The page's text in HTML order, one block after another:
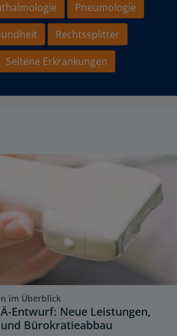
Pneumologie
Rechtssplitter
Seltene Erkrankungen
im Überblick
Entwurf: Neue Leistungen,
Bürokratieabbau